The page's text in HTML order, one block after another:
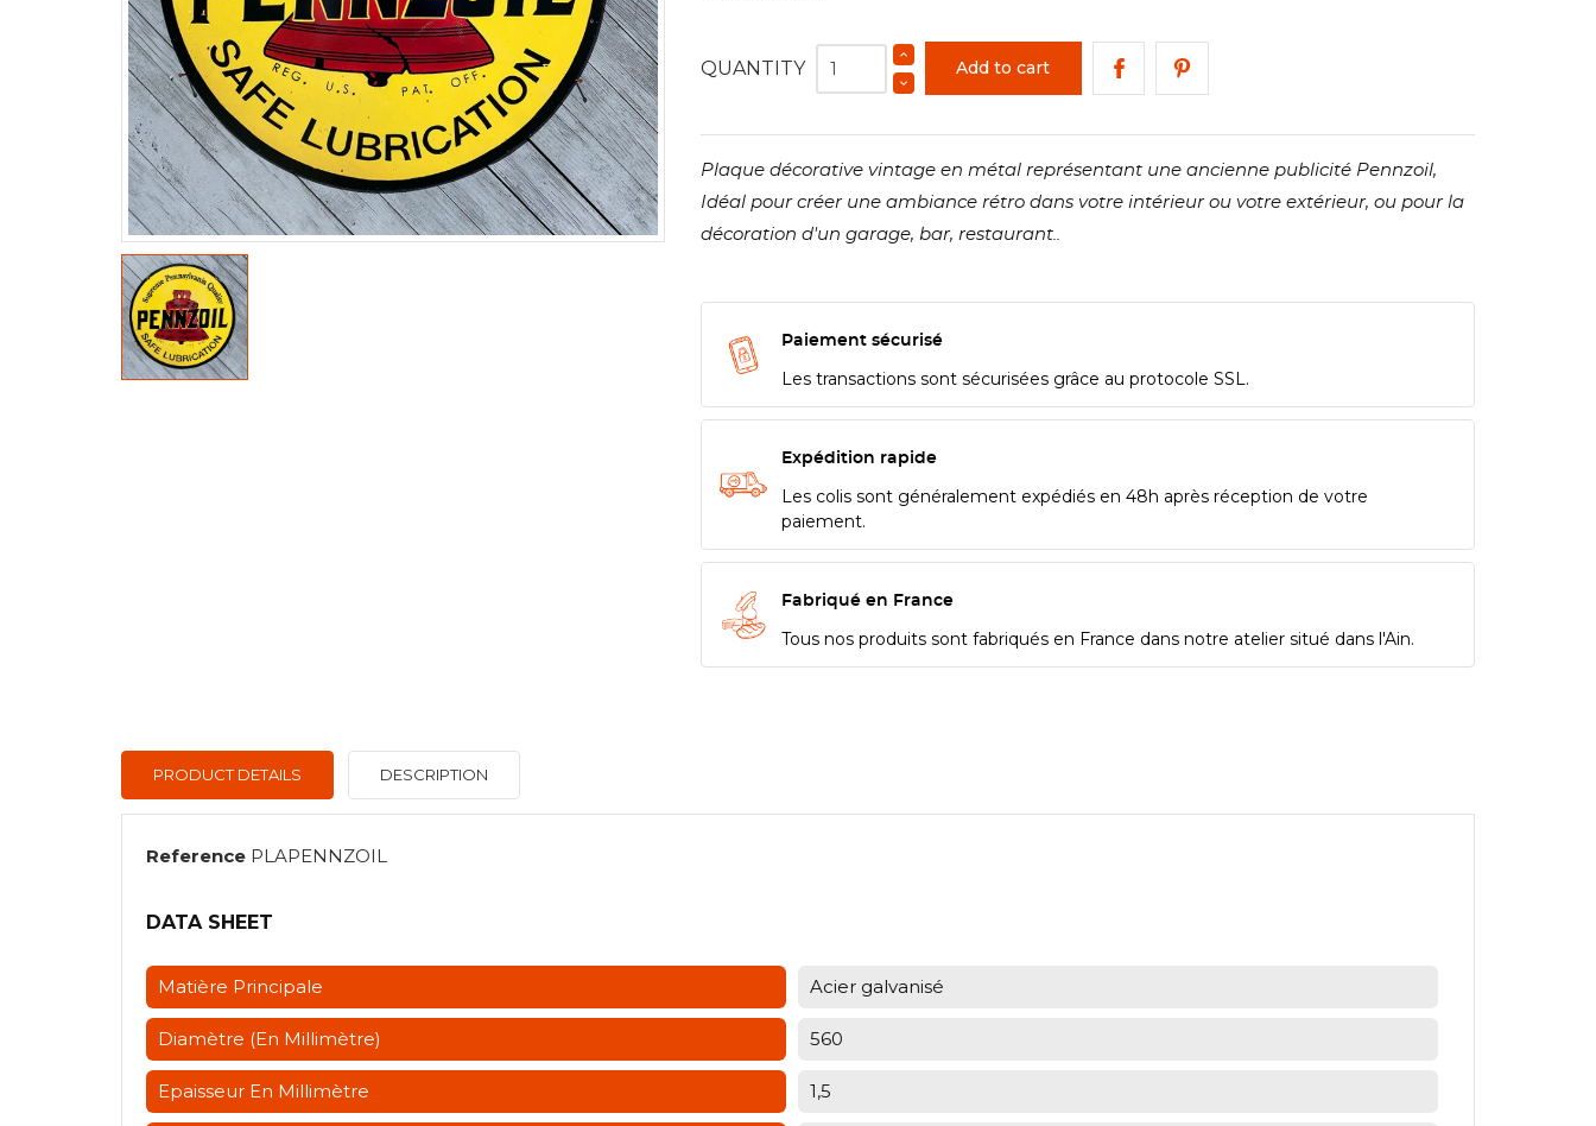
QUANTITY Add to cart
Plaque décorative vintage en métal représentant une ancienne publicité Pennzoil,
Idéal pour créer une ambiance rétro dans votre intérieur ou votre extérieur, ou pour la
décoration d'un garage, bar, restaurant..
Paiement sécurisé
Les transactions sont sécurisées grâce au protocole SSL.
Expédition rapide
Les colis sont généralement expédiés en 48h après réception de votre
paiement.
Fabriqué en France
Tous nos produits sont fabriqués en France dans notre atelier situé dans l'Ain.
PRODUCT DETAILS DESCRIPTION
Reference PLAPENNZOIL
DATA SHEET
Matière Principale Acier galvanisé
Diamètre (en Millimètre) 560
Epaisseur En Millimètre 1,5